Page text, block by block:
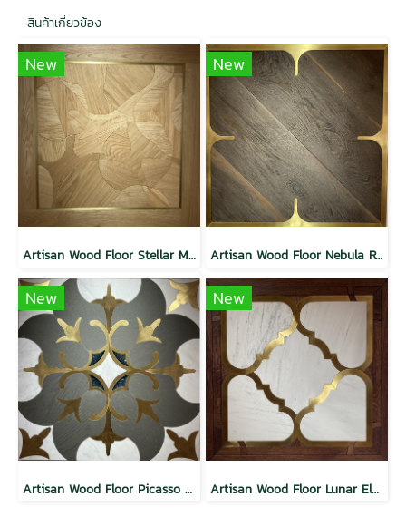
สินค้าเกี่ยวข้อง
New
Artisan Wood Floor Stellar Majesty
New
Artisan Wood Floor Nebula Radiance
New
Artisan Wood Floor Picasso Prestige
New
Artisan Wood Floor Lunar Elegance